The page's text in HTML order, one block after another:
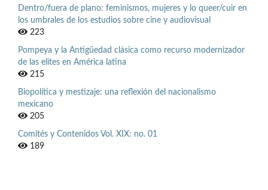
Dentro/fuera de plano: feminismos, mujeres y lo queer/cuir en
los umbrales de los estudios sobre cine y audiovisual
223
Pompeya y la Antigüedad clásica como recurso modernizador
de las elites en América latina
215
Biopolítica y mestizaje: una reflexión del nacionalismo
mexicano
205
Comités y Contenidos Vol. XIX: no. 01
189